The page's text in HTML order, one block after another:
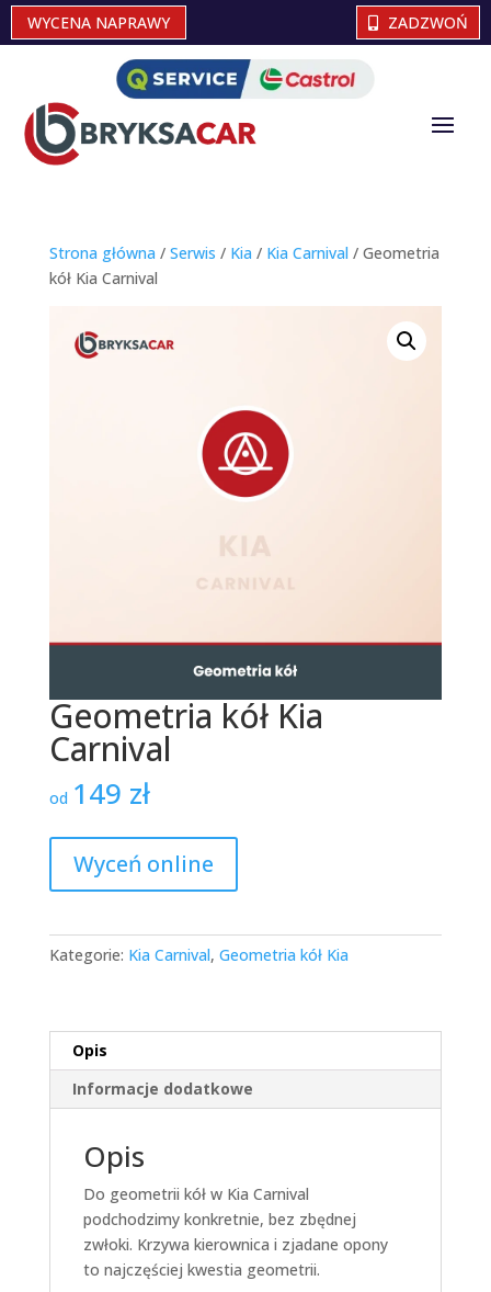
WYCENA NAPRAWY ZADZWOŃ
Strona główna / Serwis / Kia / Kia Carnival / Geometria
kół Kia Carnival
Geometria kół Kia
Carnival
od 149 zł
Wyceń online
Kategorie: Kia Carnival, Geometria kół Kia
Opis
Informacje dodatkowe
Opis
Do geometrii kół w Kia Carnival
podchodzimy konkretnie, bez zbędnej
zwłoki. Krzywa kierownica i zjadane opony
to najczęściej kwestia geometrii.